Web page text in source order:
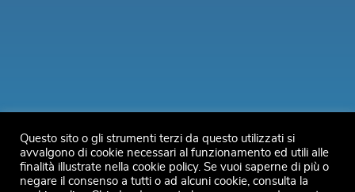
Questo sito o gli strumenti terzi da questo utilizzati si
avvalgono di cookie necessari al funzionamento ed utili alle
finalità illustrate nella cookie policy. Se vuoi saperne di più o
negare il consenso a tutti o ad alcuni cookie, consulta la